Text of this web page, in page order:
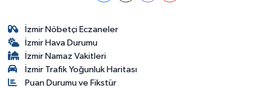
İzmir Nöbetçi Eczaneler
İzmir Hava Durumu
İzmir Namaz Vakitleri
İzmir Trafik Yoğunluk Haritası
Puan Durumu ve Fikstür